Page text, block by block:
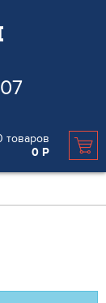
товаров
0 Р